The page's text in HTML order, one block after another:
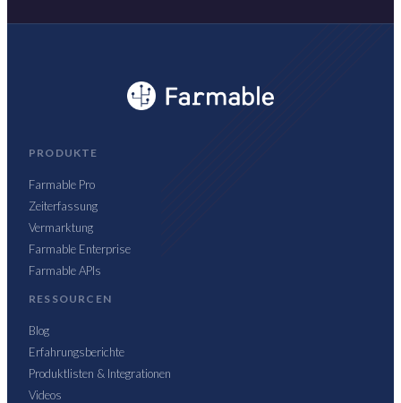
PRODUKTE
Farmable Pro
Zeiterfassung
Vermarktung
Farmable Enterprise
Farmable APIs
RESSOURCEN
Blog
Erfahrungsberichte
Produktlisten & Integrationen
Videos